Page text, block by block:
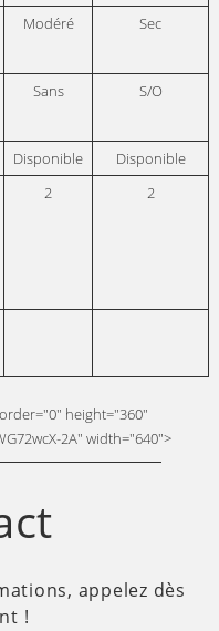
Modéré Sec
Sans S/O
Disponible
Disponible
2 2
height="360"
2A" width="640">
appelez dès
!